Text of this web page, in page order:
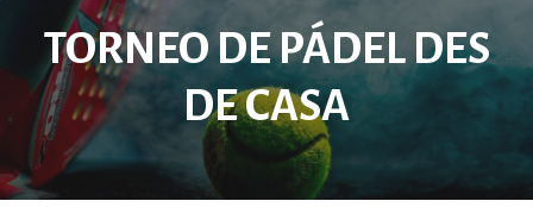
TORNEO DE PÁDEL DES
DE CASA